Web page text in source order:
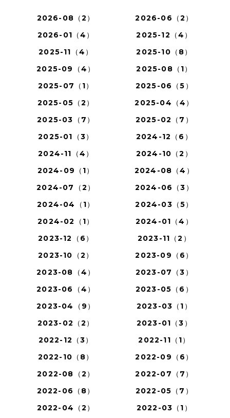
2026-08（2）
2026-06（2）
2026-01（4）
2025-12（4）
2025-11（4）
2025-10（8）
2025-09（4）
2025-08（1）
2025-07（1）
2025-06（5）
2025-05（2）
2025-04（4）
2025-03（7）
2025-02（7）
2025-01（3）
2024-12（6）
2024-11（4）
2024-10（2）
2024-09（1）
2024-08（4）
2024-07（2）
2024-06（3）
2024-04（1）
2024-03（5）
2024-02（1）
2024-01（4）
2023-12（6）
2023-11（2）
2023-10（2）
2023-09（6）
2023-08（4）
2023-07（3）
2023-06（4）
2023-05（6）
2023-04（9）
2023-03（1）
2023-02（2）
2023-01（3）
2022-12（3）
2022-11（1）
2022-10（8）
2022-09（6）
2022-08（2）
2022-07（7）
2022-06（8）
2022-05（7）
2022-04（2）
2022-03（1）